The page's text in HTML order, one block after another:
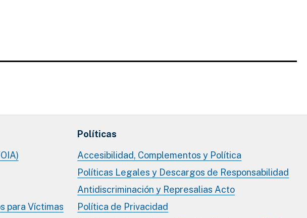
para Víctimas
Políticas
Accesibilidad, Complementos y Política
Políticas Legales y Descargos de Responsabilidad
Antidiscriminación y Represalias Acto
Política de Privacidad